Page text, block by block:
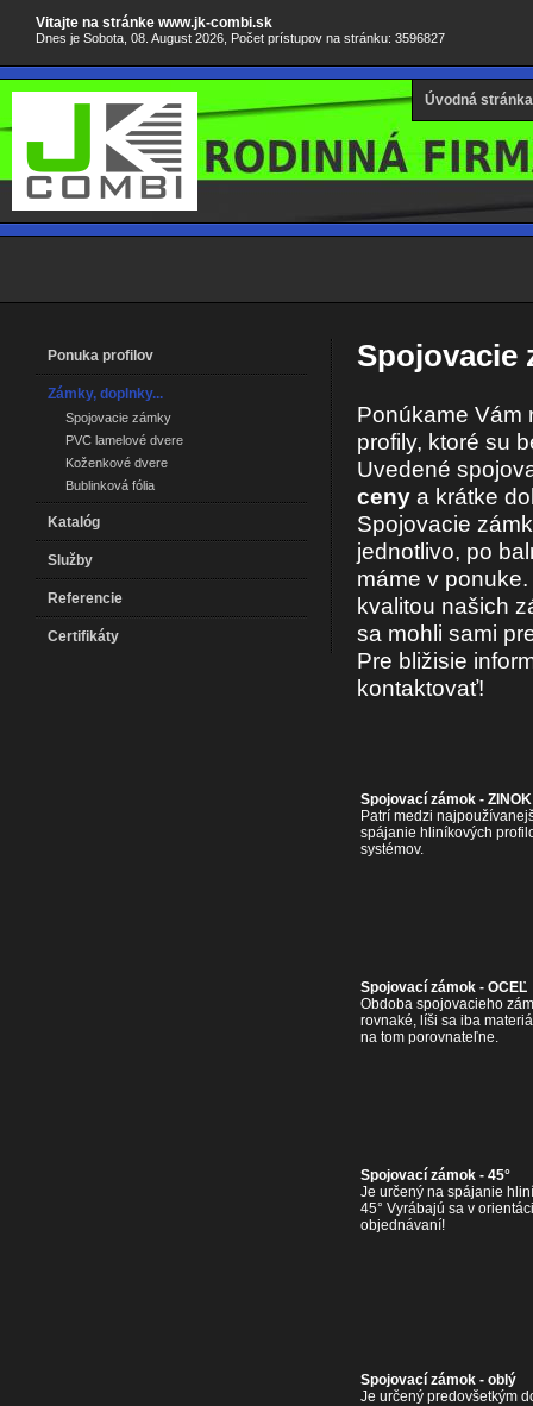
Vitajte na stránke www.jk-combi.sk
Dnes je Sobota, 08. August 2026, Počet prístupov na stránku: 3596827
Úvodná stránka
Ponuka profilov
Zámky, doplnky...
Spojovacie zámky
PVC lamelové dvere
Koženkové dvere
Bublinková fólia
Katalóg
Služby
Referencie
Certifikáty
Spojovacie
Ponúkame Vám
profily, ktoré su
Uvedené
ceny a krátke
Spojovacie
jednotlivo, po
máme v
kvalitou našich
sa mohli sami
Pre bližisie
kontaktovať!
Spojovací zámok - ZINOK
Patrí medzi
spájanie hliníkových
systémov.
Spojovací zámok - OCEĽ
Obdoba spojovacieho
rovnaké, líši sa iba
na tom porovnateľne.
Spojovací zámok - 45°
Je určený na spájanie
45° Vyrábajú sa v
objednávaní!
Spojovací zámok - oblý
Je určený predovšetkým